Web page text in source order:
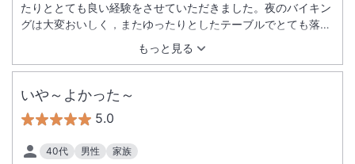
もっと見る
たりととても良い経験をさせていただきました。夜のバイキン
グは大変おいしく，またゆったりとしたテーブルでとても落ち
着いて食事できました。また，宿泊したいホテルです。
いや～よかった～
5.0
40代 男性
家族